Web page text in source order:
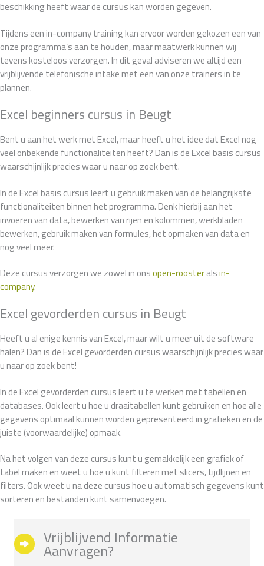
beschikking heeft waar de cursus kan worden gegeven.
Tijdens een in-company training kan ervoor worden gekozen een van
onze programma’s aan te houden, maar maatwerk kunnen wij
tevens kosteloos verzorgen. In dit geval adviseren we altijd een
vrijblijvende telefonische intake met een van onze trainers in te
plannen.
Excel beginners cursus in Beugt
Bent u aan het werk met Excel, maar heeft u het idee dat Excel nog
veel onbekende functionaliteiten heeft? Dan is de Excel basis cursus
waarschijnlijk precies waar u naar op zoek bent.
In de Excel basis cursus leert u gebruik maken van de belangrijkste
functionaliteiten binnen het programma. Denk hierbij aan het
invoeren van data, bewerken van rijen en kolommen, werkbladen
bewerken, gebruik maken van formules, het opmaken van data en
nog veel meer.
Deze cursus verzorgen we zowel in onsopen-roosteralsin-
company.
Excel gevorderden cursus in Beugt
Heeft u al enige kennis van Excel, maar wilt u meer uit de software
halen? Dan is de Excel gevorderden cursus waarschijnlijk precies waar
u naar op zoek bent!
In de Excel gevorderden cursus leert u te werken met tabellen en
databases. Ook leert u hoe u draaitabellen kunt gebruiken en hoe alle
gegevens optimaal kunnen worden gepresenteerd in grafieken en de
juiste (voorwaardelijke) opmaak.
Na het volgen van deze cursus kunt u gemakkelijk een grafiek of
tabel maken en weet u hoe u kunt filteren met slicers, tijdlijnen en
filters. Ook weet u na deze cursus hoe u automatisch gegevens kunt
sorteren en bestanden kunt samenvoegen.
Vrijblijvend Informatie
Aanvragen?